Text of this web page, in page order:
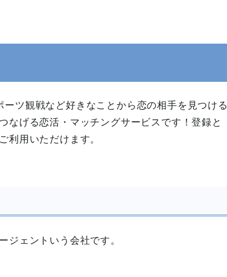
ツ観戦など好きなことから恋の相手を見つける
なげる恋活・マッチングサービスです！登録と
利用いただけます。
ジェントいう会社です。